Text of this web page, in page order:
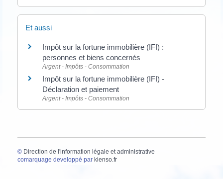
Et aussi
Impôt sur la fortune immobilière (IFI) :
personnes et biens concernés
Argent - Impôts - Consommation
Impôt sur la fortune immobilière (IFI) -
Déclaration et paiement
Argent - Impôts - Consommation
© Direction de l'information légale et administrative
comarquage developpé par kienso.fr